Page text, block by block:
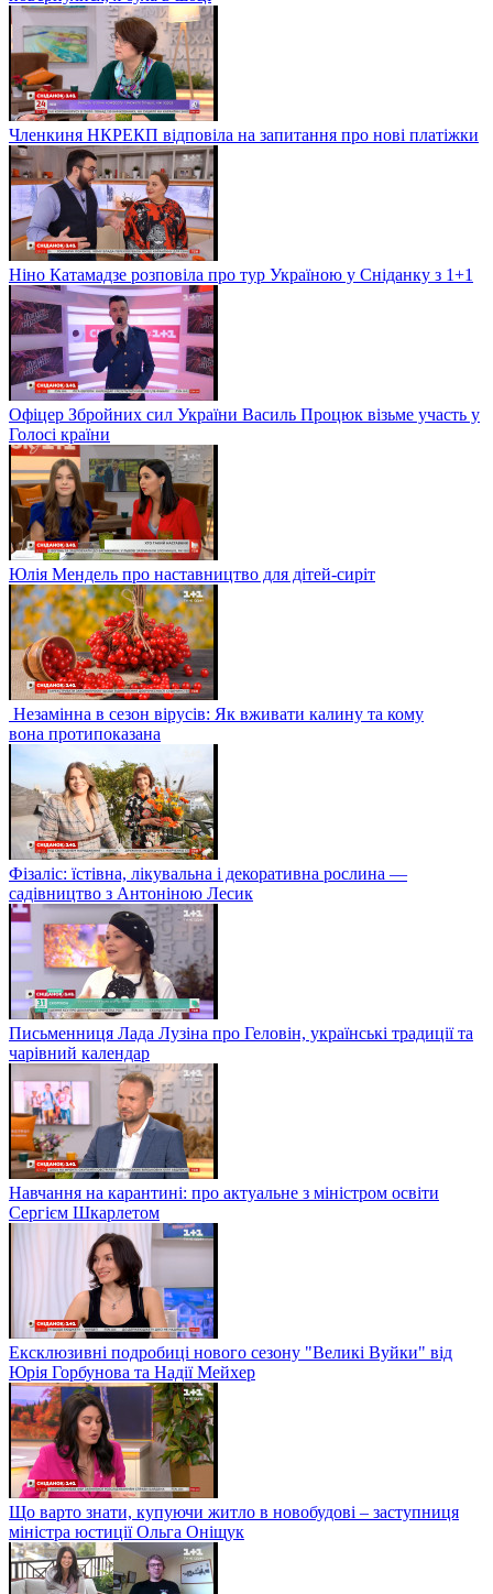
Членкиня НКРЕКП відповіла на запитання про нові платіжки
Ніно Катамадзе розповіла про тур Україною у Сніданку з 1+1
Офіцер Збройних сил України Василь Процюк візьме участь у
Голосі країни
Юлія Мендель про наставництво для дітей-сиріт
Незамінна в сезон вірусів: Як вживати калину та кому
вона протипоказана
Фізаліс: їстівна, лікувальна і декоративна рослина —
садівництво з Антоніною Лесик
Письменниця Лада Лузіна про Геловін, українські традиції та
чарівний календар
Навчання на карантині: про актуальне з міністром освіти
Сергієм Шкарлетом
Ексклюзивні подробиці нового сезону "Великі Вуйки" від
Юрія Горбунова та Надії Мейхер
Що варто знати, купуючи житло в новобудові – заступниця
міністра юстиції Ольга Оніщук